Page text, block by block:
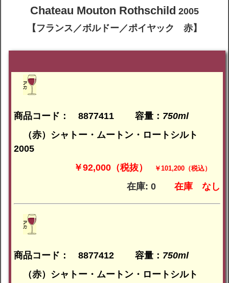
Chateau Mouton Rothschild 2005
【フランス／ボルドー／ポイヤック 赤】
商品コード： 8877411 容量： 750ml
（赤）シャトー・ムートン・ロートシルト
2005
￥92,000（税抜）
￥101,200（税込）
在庫: 0 在庫 なし
商品コード： 8877412 容量： 750ml
（赤）シャトー・ムートン・ロートシルト